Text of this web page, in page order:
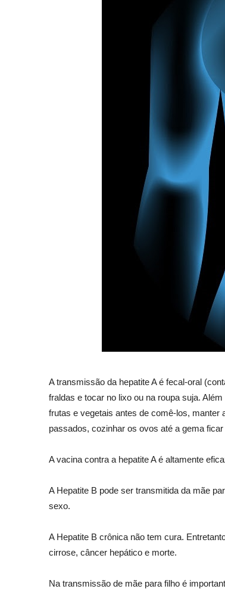
A transmissão da hepatite A é fecal-oral
fraldas e tocar no lixo ou na roupa suja.
frutas e vegetais antes de comê-los, manter
passados, cozinhar os ovos até a gema
A vacina contra a hepatite A é altamente
A Hepatite B pode ser transmitida da mãe
sexo.
A Hepatite B crônica não tem cura.
cirrose, câncer hepático e morte.
Na transmissão de mãe para filho é